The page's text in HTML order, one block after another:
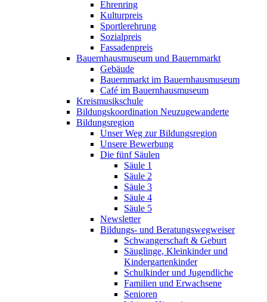
Ehrenring
Kulturpreis
Sportlerehrung
Sozialpreis
Fassadenpreis
Bauernhausmuseum und Bauernmarkt
Gebäude
Bauernmarkt im Bauernhausmuseum
Café im Bauernhausmuseum
Kreismusikschule
Bildungskoordination Neuzugewanderte
Bildungsregion
Unser Weg zur Bildungsregion
Unsere Bewerbung
Die fünf Säulen
Säule 1
Säule 2
Säule 3
Säule 4
Säule 5
Newsletter
Bildungs- und Beratungswegweiser
Schwangerschaft & Geburt
Säuglinge, Kleinkinder und
Kindergartenkinder
Schulkinder und Jugendliche
Familien und Erwachsene
Senioren